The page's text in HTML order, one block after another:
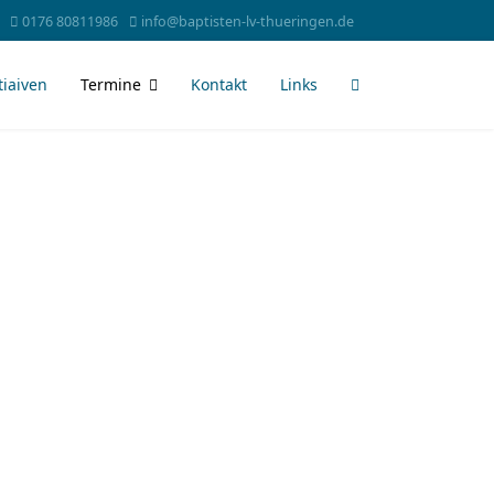
0176 80811986 info@baptisten-lv-thueringen.de
Termine Kontakt Links